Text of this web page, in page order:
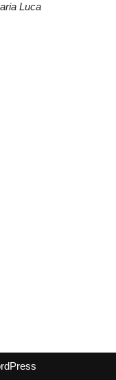
Luca